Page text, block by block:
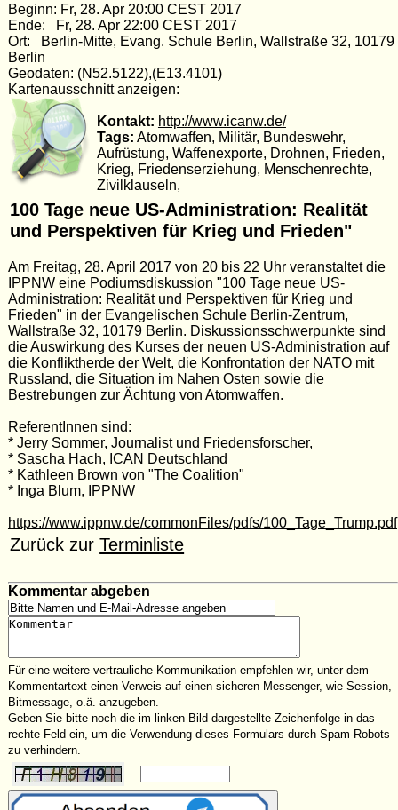
Beginn: Fr, 28. Apr 20:00 CEST 2017
Ende: Fr, 28. Apr 22:00 CEST 2017
Ort: Berlin-Mitte, Evang. Schule Berlin, Wallstraße 32, 10179
Berlin
Geodaten: (N52.5122),(E13.4101)
Kartenausschnitt anzeigen:
Kontakt: http://www.icanw.de/
Tags: Atomwaffen, Militär, Bundeswehr,
Aufrüstung, Waffenexporte, Drohnen, Frieden,
Krieg, Friedenserziehung, Menschenrechte,
Zivilklauseln,
100 Tage neue US-Administration: Realität
und Perspektiven für Krieg und Frieden"
Am Freitag, 28. April 2017 von 20 bis 22 Uhr veranstaltet die
IPPNW eine Podiumsdiskussion "100 Tage neue US-
Administration: Realität und Perspektiven für Krieg und
Frieden" in der Evangelischen Schule Berlin-Zentrum,
Wallstraße 32, 10179 Berlin. Diskussionsschwerpunkte sind
die Auswirkung des Kurses der neuen US-Administration auf
die Konfliktherde der Welt, die Konfrontation der NATO mit
Russland, die Situation im Nahen Osten sowie die
Bestrebungen zur Ächtung von Atomwaffen.
ReferentInnen sind:
* Jerry Sommer, Journalist und Friedensforscher,
* Sascha Hach, ICAN Deutschland
* Kathleen Brown von "The Coalition"
* Inga Blum, IPPNW
https://www.ippnw.de/commonFiles/pdfs/100_Tage_Trump.pdf
Zurück zurTerminliste
Kommentar abgeben
Für eine weitere vertrauliche Kommunikation empfehlen wir, unter dem
Kommentartext einen Verweis auf einen sicheren Messenger, wie Session,
Bitmessage, o.ä. anzugeben.
Geben Sie bitte noch die im linken Bild dargestellte Zeichenfolge in das
rechte Feld ein, um die Verwendung dieses Formulars durch Spam-Robots
zu verhindern.